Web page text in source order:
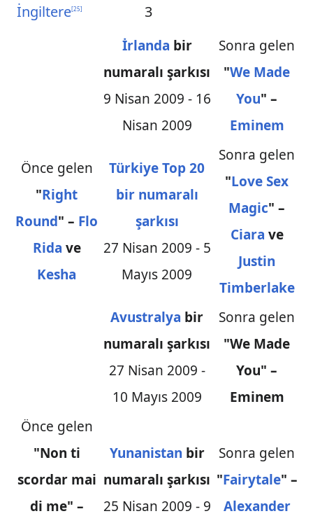
İngiltere[25] 3
Önce gelen
"Right
Round" – Flo
Rida ve
Kesha
İrlanda bir
numaralı şarkısı
9 Nisan 2009 - 16
Nisan 2009
Sonra gelen
"We Made
You" –
Eminem
Türkiye Top 20
bir numaralı
şarkısı
27 Nisan 2009 - 5
Mayıs 2009
Sonra gelen
"Love Sex
Magic" –
Ciara ve
Justin
Timberlake
Avustralya bir
numaralı şarkısı
27 Nisan 2009 -
10 Mayıs 2009
Sonra gelen
"We Made
You" –
Eminem
Önce gelen
"Non ti
scordar mai
di me" –
Yunanistan bir
numaralı şarkısı
25 Nisan 2009 - 9
Sonra gelen
"Fairytale" –
Alexander